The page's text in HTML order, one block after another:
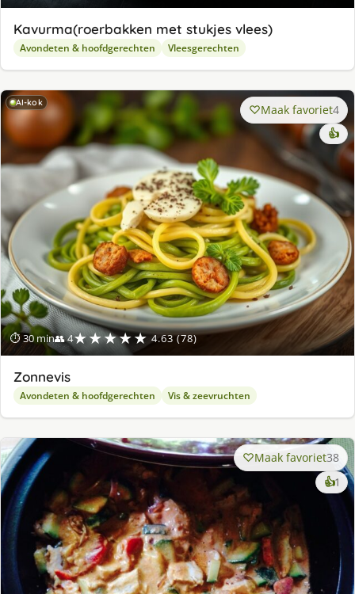
Kavurma(roerbakken met stukjes vlees)
Avondeten & hoofdgerechten Vleesgerechten
AI-kok
⏱ 30 min👥 4★★★★★ 4.63 (78)
Maak favoriet4
👍
Zonnevis
Avondeten & hoofdgerechten Vis & zeevruchten
Maak favoriet38
👍1